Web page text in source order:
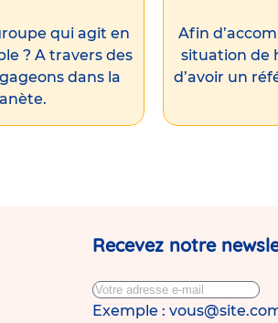
qui agit en
? A travers des
dans la
Afin
situation de
d’avoir un
Recevez notre
Exemple :